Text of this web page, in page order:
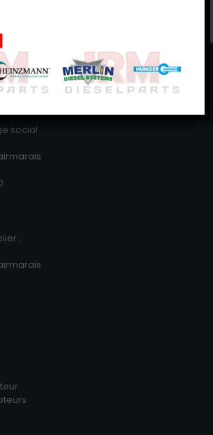
social :
: